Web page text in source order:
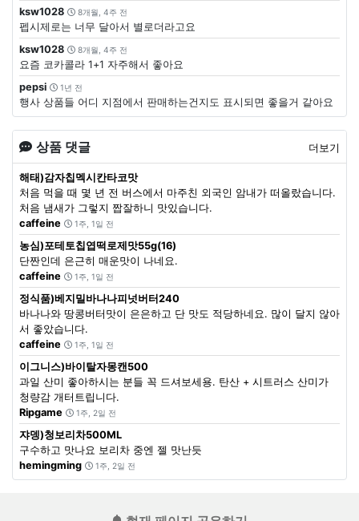
ksw1028
8개월, 4주 전
펩시제로는 너무 달아서 별로더라고요
ksw1028
8개월, 4주 전
요즘 코카콜라 1+1 자주해서 좋아요
pepsi
1년 전
행사 상품들 어디 지점에서 판매하는건지도 표시되면 좋을거 같아요
상품 댓글 더보기
해태)감자칩멕시칸타코맛
처음 먹을 때 몇 년 전 버스에서 마주친 외국인 암내가 떠올랐습니다.
처음 냄새가 그렇지 짭잘하니 맛있습니다.
caffeine
1주, 1일 전
농심)포테토칩엽떡로제맛55g(16)
단짠인데 은근히 매운맛이 나네요.
caffeine
1주, 1일 전
정식품)베지밀바나나피넛버터240
바나나와 땅콩버터맛이 은은하고 단 맛도 적당하네요. 많이 달지 않아
서 좋았습니다.
caffeine
1주, 1일 전
이그니스)바이탈자몽캔500
과일 산미 좋아하시는 분들 꼭 드셔보세용. 탄산 + 시트러스 산미가
청량감 개터트립니다.
Ripgame
1주, 2일 전
쟈뎅)청보리차500ML
구수하고 맛나요 보리차 중엔 젤 맛난듯
hemingming
1주, 2일 전